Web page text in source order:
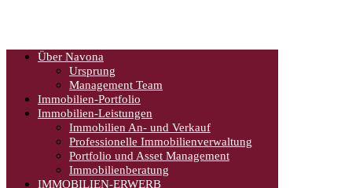
Über Navona
Ursprung
Management Team
Immobilien-Portfolio
Immobilien-Leistungen
Immobilien An- und Verkauf
Professionelle Immobilienverwaltung
Portfolio und Asset Management
Immobilienberatung
IMMOBILIEN-ERWERB